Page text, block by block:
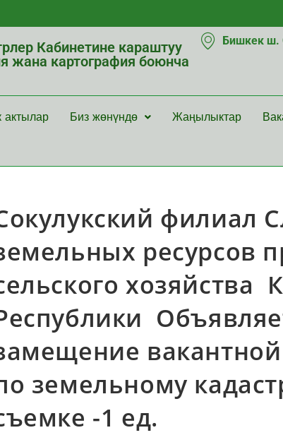
Кабинетине караштуу
жана картография боюнча
Бишкек ш.
актылар Биз жөнүндө Жаңылыктар
филиал
ресурсов
хозяйства
земельному
-1 ед.